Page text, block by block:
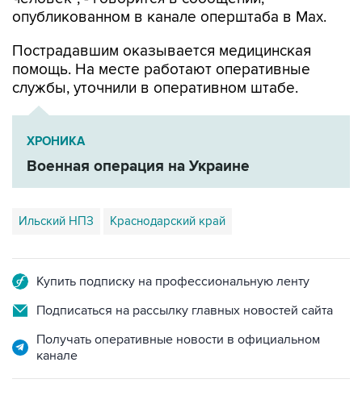
опубликованном в канале оперштаба в Max.
Пострадавшим оказывается медицинская
помощь. На месте работают оперативные
службы, уточнили в оперативном штабе.
ХРОНИКА
Военная операция на Украине
Ильский НПЗ Краснодарский край
Купить подписку на профессиональную ленту
Подписаться на рассылку главных новостей сайта
Получать оперативные новости в официальном
канале